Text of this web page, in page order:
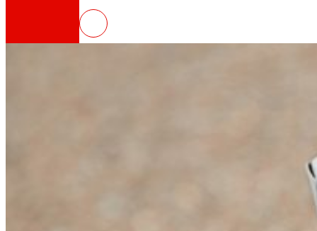
ToNoWaste, hacia una nueva